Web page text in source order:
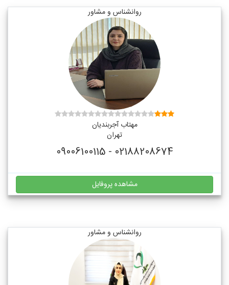
روانشناس و مشاور
مهتاب آجربندیان
تهران
02188208674 - 09006100115
مشاهده پروفایل
روانشناس و مشاور